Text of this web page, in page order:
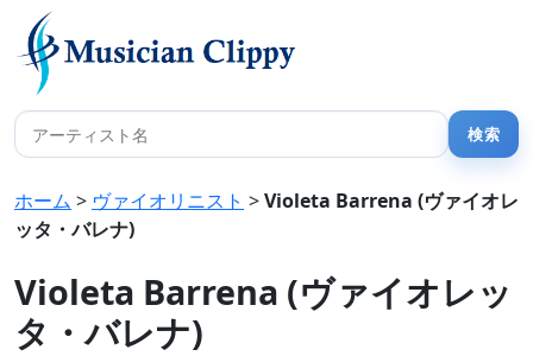
ホーム > ヴァイオリニスト >Violeta Barrena (ヴァイオレ
ッタ・バレナ)
Violeta Barrena (ヴァイオレッ
タ・バレナ)